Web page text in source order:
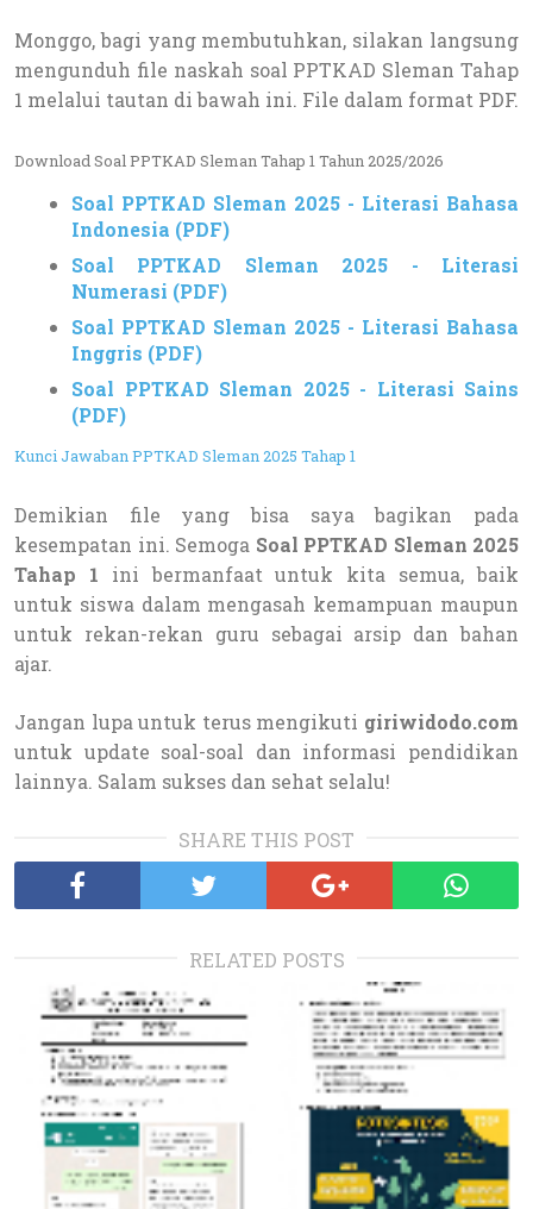
Monggo, bagi yang membutuhkan, silakan langsung
mengunduh file naskah soal PPTKAD Sleman Tahap
1 melalui tautan di bawah ini. File dalam format PDF.
Download Soal PPTKAD Sleman Tahap 1 Tahun 2025/2026
Soal PPTKAD Sleman 2025 - Literasi Bahasa
Indonesia (PDF)
Soal PPTKAD Sleman 2025 - Literasi
Numerasi (PDF)
Soal PPTKAD Sleman 2025 - Literasi Bahasa
Inggris (PDF)
Soal PPTKAD Sleman 2025 - Literasi Sains
(PDF)
Kunci Jawaban PPTKAD Sleman 2025 Tahap 1
Demikian file yang bisa saya bagikan pada
kesempatan ini. Semoga Soal PPTKAD Sleman 2025
Tahap 1 ini bermanfaat untuk kita semua, baik
untuk siswa dalam mengasah kemampuan maupun
untuk rekan-rekan guru sebagai arsip dan bahan
ajar.
Jangan lupa untuk terus mengikuti giriwidodo.com
untuk update soal-soal dan informasi pendidikan
lainnya. Salam sukses dan sehat selalu!
SHARE THIS POST
RELATED POSTS